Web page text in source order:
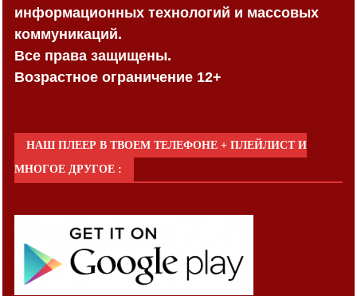
информационных технологий и массовых
коммуникаций.
Все права защищены.
Возрастное ограничение 12+
НАШ ПЛЕЕР В ТВОЕМ ТЕЛЕФОНЕ + ПЛЕЙЛИСТ И
МНОГОЕ ДРУГОЕ :